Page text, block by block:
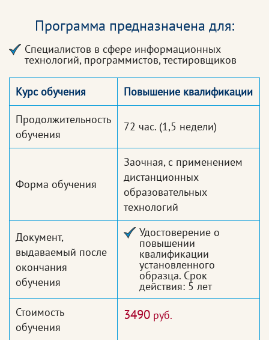
Программа предназначена для:
Специалистов в сфере информационных
технологий, программистов, тестировщиков
Курс обучения
Повышение квалификации
Продолжительность
обучения
72 час. (1,5 недели)
Форма обучения
Заочная, с применением
дистанционных
образовательных
технологий
Документ,
выдаваемый после
окончания
обучения
Удостоверение о
повышении
квалификации
установленного
образца. Срок
действия: 5 лет
Стоимость
обучения
3490 руб.